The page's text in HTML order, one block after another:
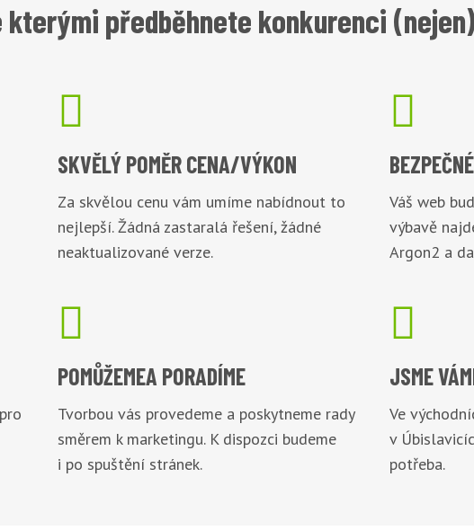
kterými předběhnete konkurenci

SKVĚLÝ POMĚRCENA/VÝKON
Za skvělou cenu vám umíme nabídnout to
nejlepší. Žádná zastaralá řešení, žádné
neaktualizované verze.

BEZPEČNÉ
Váš web
výbavě
Argon2 a

POMŮŽEMEA PORADÍME
Tvorbou vás provedeme a poskytneme rady
směrem k marketingu. K dispozci budeme
i po spuštění stránek.

JSME VÁM
Ve
v
potřeba.